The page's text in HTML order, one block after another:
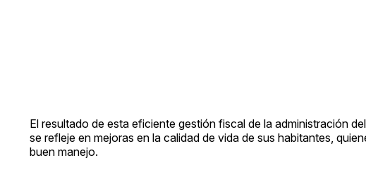
El resultado de esta eficiente gestión fiscal de la administración
se refleje en mejoras en la calidad de vida de sus habitantes,
buen manejo.